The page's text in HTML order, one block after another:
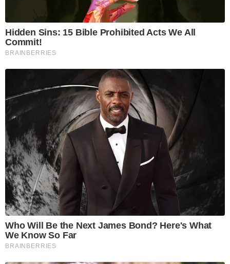
Hidden Sins: 15 Bible Prohibited Acts We All
Commit!
BRAINBERRIES
Who Will Be the Next James Bond? Here's What
We Know So Far
BRAINBERRIES